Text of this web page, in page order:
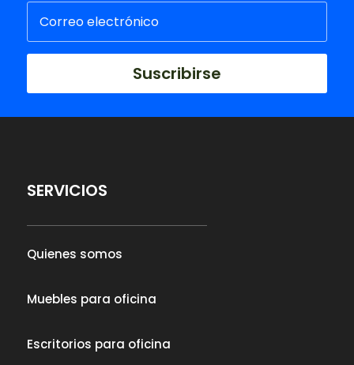
Suscribirse
SERVICIOS
Quienes somos
Muebles para oficina
Escritorios para oficina